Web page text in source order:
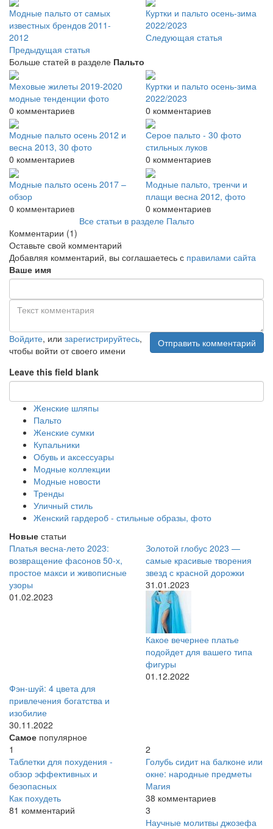
Модные пальто от самых
известных брендов 2011-
2012
Предыдущая статья
Куртки и пальто осень-зима
2022/2023
Следующая статья
Больше статей в разделе Пальто
Меховые жилеты 2019-2020
модные тенденции фото
0 комментариев
Куртки и пальто осень-зима
2022/2023
0 комментариев
Модные пальто осень 2012 и
весна 2013, 30 фото
0 комментариев
Серое пальто - 30 фото
стильных луков
0 комментариев
Модные пальто осень 2017 –
обзор
0 комментариев
Модные пальто, тренчи и
плащи весна 2012, фото
0 комментариев
Все статьи в разделе Пальто
Комментарии (1)
Оставьте свой комментарий
Добавляя комментарий, вы соглашаетесь с правилами сайта
Ваше имя
Войдите, или зарегистрируйтесь,
чтобы войти от своего имени
Отправить комментарий
Leave this field blank
Женские шляпы
Пальто
Женские сумки
Купальники
Обувь и аксессуары
Модные коллекции
Модные новости
Тренды
Уличный стиль
Женский гардероб - стильные образы, фото
Новые статьи
Платья весна-лето 2023:
возвращение фасонов 50-х,
простое макси и живописные
узоры
01.02.2023
Золотой глобус 2023 —
самые красивые творения
звезд с красной дорожки
31.01.2023
Какое вечернее платье
подойдет для вашего типа
фигуры
01.12.2022
Фэн-шуй: 4 цвета для
привлечения богатства и
изобилие
30.11.2022
Самое популярное
1
Таблетки для похудения -
обзор эффективных и
безопасных
Как похудеть
81 комментарий
2
Голубь сидит на балконе или
окне: народные предметы
Магия
38 комментариев
3
Научные молитвы джозефа